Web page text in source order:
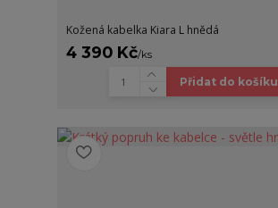
Kožená kabelka Kiara L hnědá
4 390 Kč/ks
Přidat do košíku